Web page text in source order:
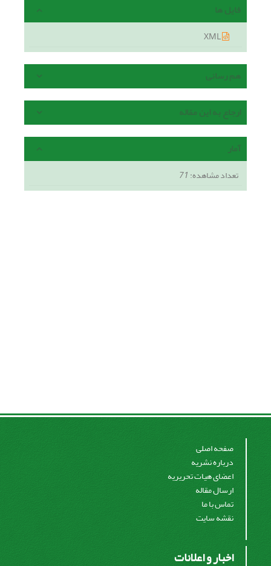
فایل ها
هم رسانی
ارجاع به این مقاله
آمار
تعداد مشاهده:71
صفحه اصلی
درباره نشریه
اعضای هیات تحریریه
ارسال مقاله
تماس با ما
نقشه سایت
اخبار و اعلانات